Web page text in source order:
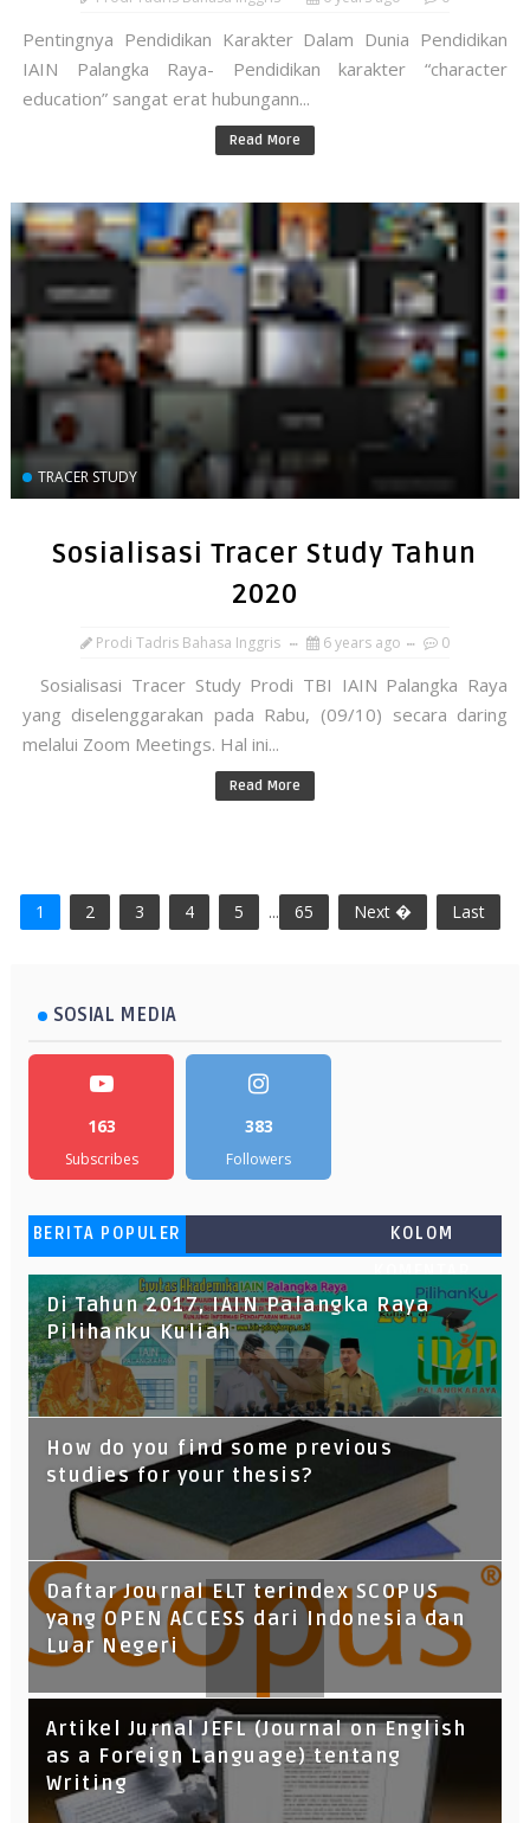
Pentingnya Pendidikan Karakter Dalam Dunia Pendidikan
IAIN Palangka Raya- Pendidikan karakter “character
education” sangat erat hubungann...
Read More
TRACER STUDY
Sosialisasi Tracer Study Tahun
2020
Prodi Tadris Bahasa Inggris 6 years ago 0
Sosialisasi Tracer Study Prodi TBI IAIN Palangka Raya
yang diselenggarakan pada Rabu, (09/10) secara daring
melalui Zoom Meetings. Hal ini...
Read More
1 2 3 4 5 ... 65 Next � Last
SOSIAL MEDIA
163
Subscribes
383
Followers
BERITA POPULER
KOLOM
KOMENTAR
Di Tahun 2017, IAIN Palangka Raya
Pilihanku Kuliah
How do you find some previous
studies for your thesis?
Daftar Journal ELT terindex SCOPUS
yang OPEN ACCESS dari Indonesia dan
Luar Negeri
Artikel Jurnal JEFL (Journal on English
as a Foreign Language) tentang
Writing